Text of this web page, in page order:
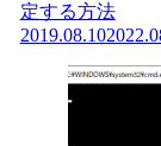
定する方法
2019.08.10